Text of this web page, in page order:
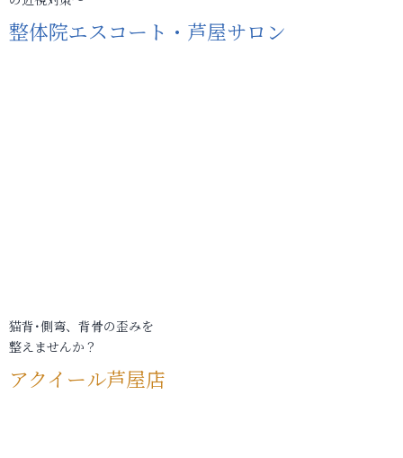
整体院エスコート・芦屋サロン
猫背･側弯、背骨の歪みを
整えませんか？
アクイール芦屋店